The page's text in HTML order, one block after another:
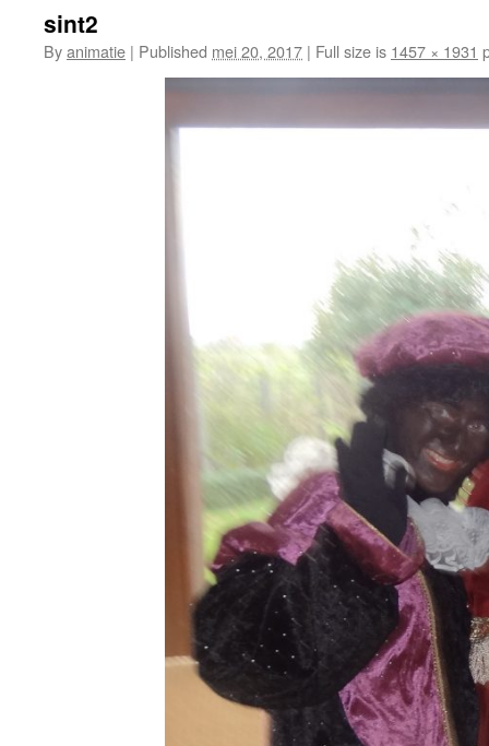
sint2
Byanimatie | Published mei 20, 2017 | Full size is 1457 × 1931